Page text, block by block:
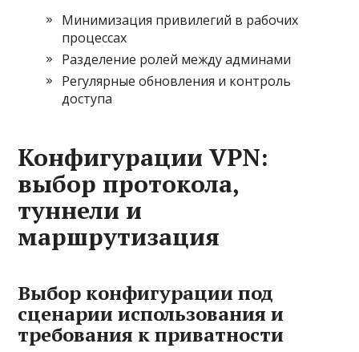
Минимизация привилегий в рабочих
процессах
Разделение ролей между админами
Регулярные обновления и контроль
доступа
Конфигурации VPN:
выбор протокола,
туннели и
маршрутизация
Выбор конфигурации под
сценарии использования и
требования к приватности